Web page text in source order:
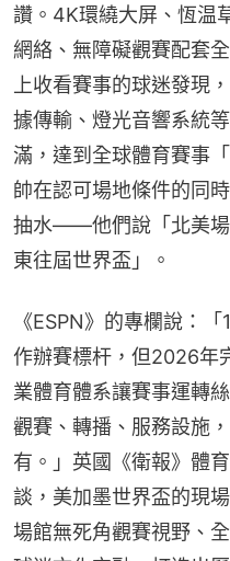
讚。4K環繞大屏、恆温
網絡、無障礙觀賽配套
上收看賽事的球迷發現
據傳輸、燈光音響系統
滿，達到全球體育賽事
帥在認可場地條件的同
抽水——他們說「北美場
東往屆世界盃」。
《ESPN》的專欄說：
作辦賽標杆，但2026年
業體育體系讓賽事運轉
觀賽、轉播、服務設施
有。」英國《衛報》體
談，美加墨世界盃的現
場館無死角觀賽視野、